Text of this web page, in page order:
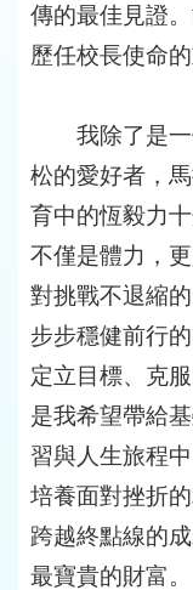
傳的最佳見證
歷任校長使命
我除了是一
松的愛好者，
育中的恆毅力
不僅是體力，
對挑戰不退縮
步步穩健前行
定立目標、克
是我希望帶給
習與人生旅程
培養面對挫折
跨越終點線的
最寶貴的財富。